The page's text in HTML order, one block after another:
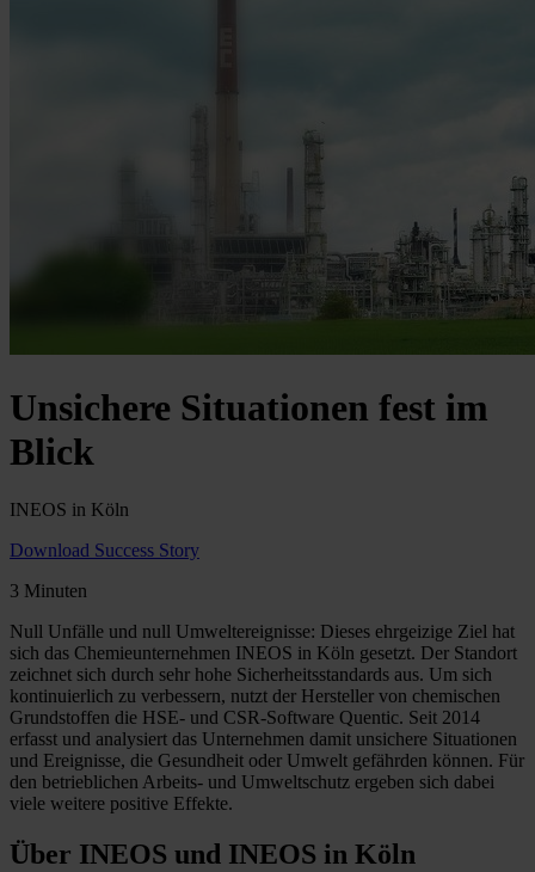
Unsichere Situationen fest im
Blick
INEOS in Köln
Download Success Story
3 Minuten
Null Unfälle und null Umweltereignisse: Dieses ehrgeizige Ziel hat
sich das Chemieunternehmen INEOS in Köln gesetzt. Der Standort
zeichnet sich durch sehr hohe Sicherheitsstandards aus. Um sich
kontinuierlich zu verbessern, nutzt der Hersteller von chemischen
Grundstoffen die HSE- und CSR-Software Quentic. Seit 2014
erfasst und analysiert das Unternehmen damit unsichere Situationen
und Ereignisse, die Gesundheit oder Umwelt gefährden können. Für
den betrieblichen Arbeits- und Umweltschutz ergeben sich dabei
viele weitere positive Effekte.
Über INEOS und INEOS in Köln